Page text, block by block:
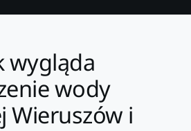
wygląda
wody
Wieruszów i